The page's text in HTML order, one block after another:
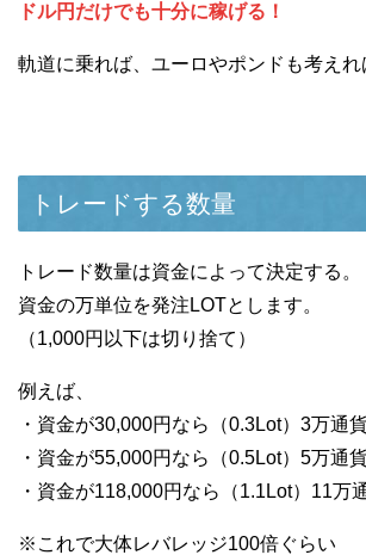
ドル円だけでも十分に稼げる！
軌道に乗れば、ユーロやポンドも考えれ
トレードする数量
トレード数量は資金によって決定する。
資金の万単位を発注LOTとします。
（1,000円以下は切り捨て）
例えば、
・資金が30,000円なら（0.3Lot）3万通
・資金が55,000円なら（0.5Lot）5万通
・資金が118,000円なら（1.1Lot）11万
※これで大体レバレッジ100倍ぐらい